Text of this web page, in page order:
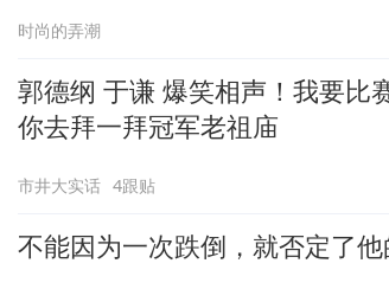
时尚的弄潮
郭德纲 于谦 爆笑相声！我要比
你去拜一拜冠军老祖庙
市井大实话 4跟贴
不能因为一次跌倒，就否定了